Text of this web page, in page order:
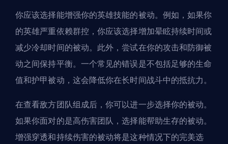
你应该选择能增强你的英雄技能的被动。例如，如果你
的英雄严重依赖群控，你应该选择增加晕眩持续时间或
减少冷却时间的被动。此外，尝试在你的攻击和防御被
动之间保持平衡。一个常见的错误是不包括足够的生命
值和护甲被动，这会降低你在长时间战斗中的抵抗力。
在查看敌方团队组成后，你可以进一步选择你的被动。
如果你面对的是高伤害团队，选择能帮助生存的被动。
增强穿透和持续伤害的被动将是这种情况下的完美选